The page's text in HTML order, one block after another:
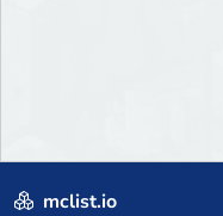
mclist.io